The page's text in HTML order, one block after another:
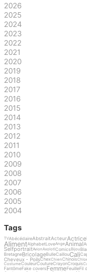
2026
2025
2024
2023
2022
2021
2020
2019
2018
2017
2016
2015
2014
2013
2012
2011
2010
2009
2008
2007
2006
2005
2004
Tags
TVAbécédaireAbstraitActeurActrice
AlimentAlphabetLoveAnge Animal
SelfportraitAvionAxolotlComicsBijou
BretagneBricolageBulleCaillouCali
Cheveux - PoilsChexChienChinois
CostumeCouleurCoutureCrayonCroquis
FantômeFake coversFemmeFeuilleFil